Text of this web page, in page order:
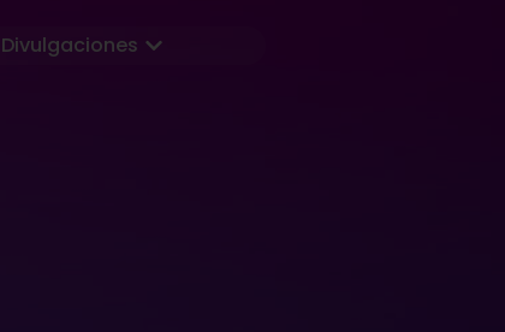
Divulgaciones Abrir Divulgaciones